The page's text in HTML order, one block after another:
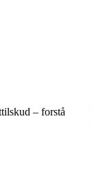
– forstå